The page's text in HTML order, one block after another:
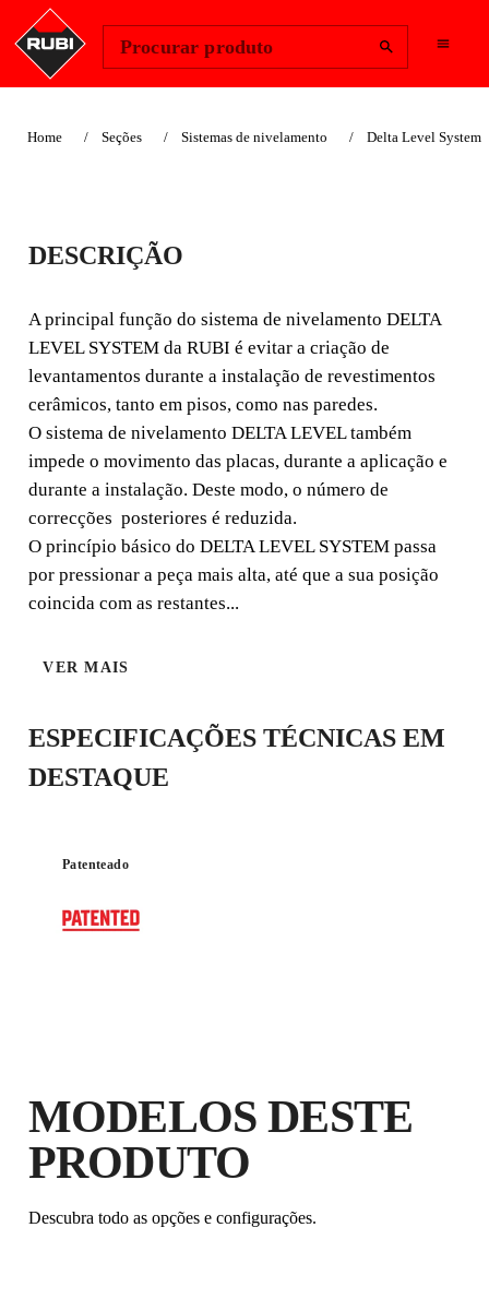
Procurar produto
Home Seções Sistemas de nivelamento Delta Level System
ALICATE DELTA
LEVEL SYSTEM
FAST-FIX
A principal função do sistema de nivelamento DELTA
LEVEL SYSTEM da RUBI é evitar a criação de
levantamentos durante a instalação de revestimentos
cerâmicos, tanto em pisos, como nas paredes. O sistem
DE NIVELAMENTO E
DESCRIÇÃO
A principal função do sistema de nivelamento DELTA
LEVEL SYSTEM da RUBI é evitar a criação de
levantamentos durante a instalação de revestimentos
cerâmicos, tanto em pisos, como nas paredes.
O sistema de nivelamento DELTA LEVEL também
impede o movimento das placas, durante a aplicação e
durante a instalação. Deste modo, o número de
correcções posteriores é reduzida.
O princípio básico do DELTA LEVEL SYSTEM passa
por pressionar a peça mais alta, até que a sua posição
coincida com as restantes...
VER MAIS
ESPECIFICAÇÕES TÉCNICAS EM
DESTAQUE
Patenteado
MODELOS DESTE
PRODUTO
Descubra todo as opções e configurações.